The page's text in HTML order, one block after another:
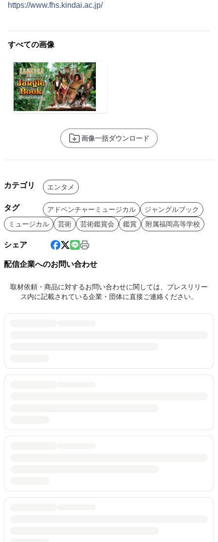
https://www.fhs.kindai.ac.jp/
すべての画像
画像一括ダウンロード
カテゴリ エンタメ
タグ アドベンチャーミュージカル
ジャングルブック
ミュージカル
芸術 芸術鑑賞会 鑑賞 附属福岡高等学校
シェア
配信企業へのお問い合わせ
取材依頼・商品に対するお問い合わせに関しては、プレスリリー
ス内に記載されている企業・団体に直接ご連絡ください。